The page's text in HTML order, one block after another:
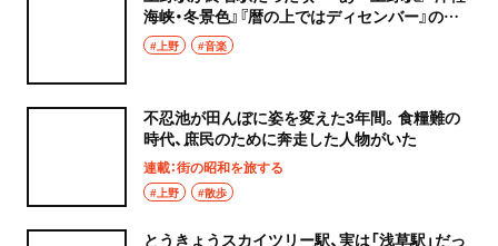
海峡・冬景色』『暦の上ではディセンバー』の舞
台を歩く【街の歌が聴こえる】
#上野 #音楽
不忍池が田んぼに姿を変えた3年間。食糧難の
時代、庶民のために奔走した人物がいた
連載：街の昭和を旅する
#上野 #散歩
とうきょうスカイツリー駅、実は「浅草駅」だっ